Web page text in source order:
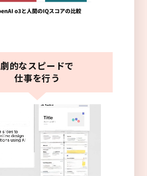
劇的なスピードで
仕事を行う